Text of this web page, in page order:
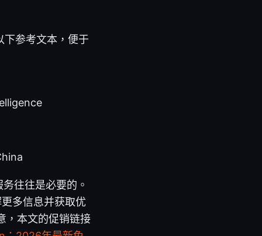
下参考文本，便于
往往是必要的。
多信息并获取优
，本文的促销链接